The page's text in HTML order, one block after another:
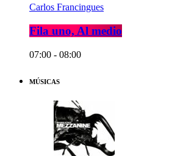
Carlos Francingues
Fila uno, Al medio
07:00 - 08:00
MÚSICAS